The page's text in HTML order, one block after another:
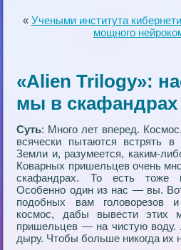
« Учеными института
мощного
«Alien Trilogy»:
мы в скафандрах
Суть: Много лет вперед.
всячески пытаются встрять
Земли и, разумеется, каким-
Коварных пришельцев очень
скафандрах. То есть тоже
Особенно один из нас — вы.
подобных вам головорезов
космос, дабы вывести этих
пришельцев — на чистую
дыру. Чтобы больше никогда их